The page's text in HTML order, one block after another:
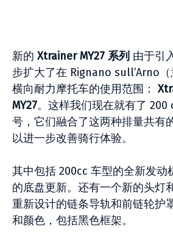
新的 Xtrainer MY27 系列 由于引
步扩大了在 Rignano sull’Arno
横向耐力摩托车的使用范围：
MY27。这样我们现在就有了 200
号，它们融合了这两种排量共有
以进一步改善骑行体验。
其中包括 200cc 车型的全新发动
的底盘更新。还有一个新的头灯
重新设计的链条导轨和前链轮护
和颜色，包括黑色框架。